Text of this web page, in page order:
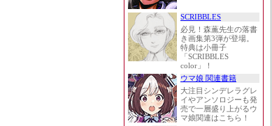
SCRIBBLES
必見！森薫先生の落書
き画集第3弾が登場。
特典は小冊子
「SCRIBBLES
color」！
ウマ娘 関連書籍
大注目シンデレラグレ
イやアンソロジーも発
売で一層盛り上がるウ
マ娘関連はこちら！